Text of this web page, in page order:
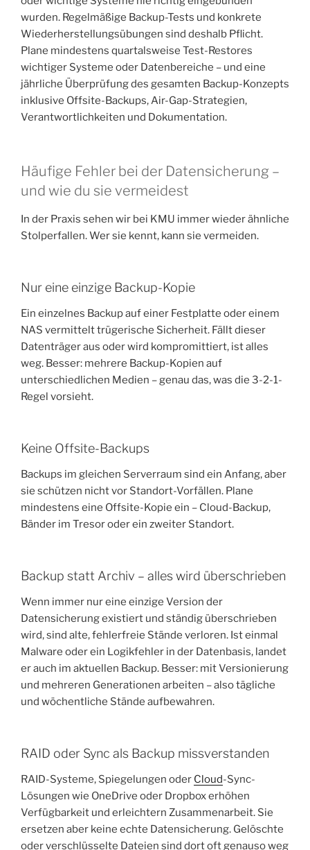
wurden. Regelmäßige Backup-Tests und konkrete
Wiederherstellungsübungen sind deshalb Pflicht.
Plane mindestens quartalsweise Test-Restores
wichtiger Systeme oder Datenbereiche – und eine
jährliche Überprüfung des gesamten Backup-Konzepts
inklusive Offsite-Backups, Air-Gap-Strategien,
Verantwortlichkeiten und Dokumentation.
Häufige Fehler bei der Datensicherung –
und wie du sie vermeidest
In der Praxis sehen wir bei KMU immer wieder ähnliche
Stolperfallen. Wer sie kennt, kann sie vermeiden.
Nur eine einzige Backup-Kopie
Ein einzelnes Backup auf einer Festplatte oder einem
NAS vermittelt trügerische Sicherheit. Fällt dieser
Datenträger aus oder wird kompromittiert, ist alles
weg. Besser: mehrere Backup-Kopien auf
unterschiedlichen Medien – genau das, was die 3-2-1-
Regel vorsieht.
Keine Offsite-Backups
Backups im gleichen Serverraum sind ein Anfang, aber
sie schützen nicht vor Standort-Vorfällen. Plane
mindestens eine Offsite-Kopie ein – Cloud-Backup,
Bänder im Tresor oder ein zweiter Standort.
Backup statt Archiv – alles wird überschrieben
Wenn immer nur eine einzige Version der
Datensicherung existiert und ständig überschrieben
wird, sind alte, fehlerfreie Stände verloren. Ist einmal
Malware oder ein Logikfehler in der Datenbasis, landet
er auch im aktuellen Backup. Besser: mit Versionierung
und mehreren Generationen arbeiten – also tägliche
und wöchentliche Stände aufbewahren.
RAID oder Sync als Backup missverstanden
RAID-Systeme, Spiegelungen oder Cloud-Sync-
Lösungen wie OneDrive oder Dropbox erhöhen
Verfügbarkeit und erleichtern Zusammenarbeit. Sie
ersetzen aber keine echte Datensicherung. Gelöschte
oder verschlüsselte Dateien sind dort oft genauso weg